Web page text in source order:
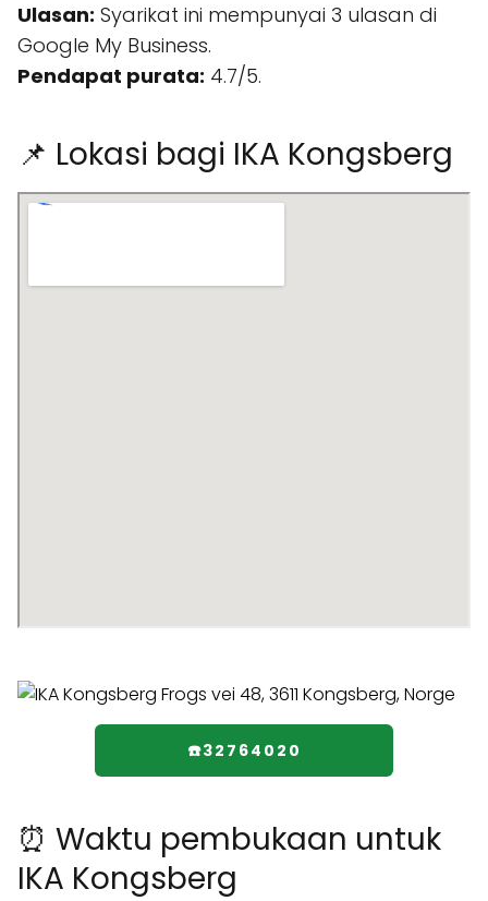
Ulasan: Syarikat ini mempunyai 3 ulasan di
Google My Business.
Pendapat purata: 4.7/5.
📌 Lokasi bagi IKA Kongsberg
☎️32764020
⏰ Waktu pembukaan untuk
IKA Kongsberg